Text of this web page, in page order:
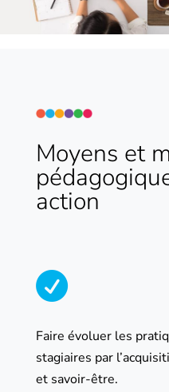
Moyens et
action

Faire évoluer les
stagiaires par
et savoir-être.